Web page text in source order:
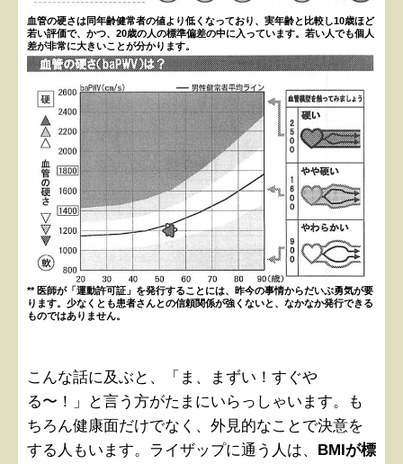
血管の硬さは同年齢健常者の値より低くなっており、実年齢と比較し10歳ほど
若い評価で、かつ、20歳の人の標準偏差の中に入っています。若い人でも個人
差が非常に大きいことが分かります。
** 医師が「運動許可証」を発行することには、昨今の事情からだいぶ勇気が要
ります。少なくとも患者さんとの信頼関係が強くないと、なかなか発行できる
ものではありません。
こんな話に及ぶと、「ま、まずい！すぐや
る〜！」と言う方がたまにいらっしゃいます。も
ちろん健康面だけでなく、外見的なことで決意を
する人もいます。ライザップに通う人は、 BMIが標